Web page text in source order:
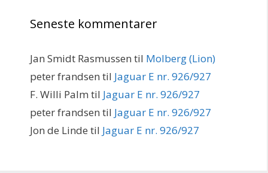
Seneste kommentarer
Jan Smidt Rasmussen til Molberg (Lion)
peter frandsen til Jaguar E nr. 926/927
F. Willi Palm til Jaguar E nr. 926/927
peter frandsen til Jaguar E nr. 926/927
Jon de Linde til Jaguar E nr. 926/927